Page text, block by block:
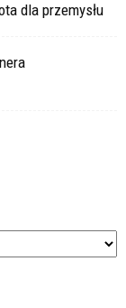
dla przemysłu